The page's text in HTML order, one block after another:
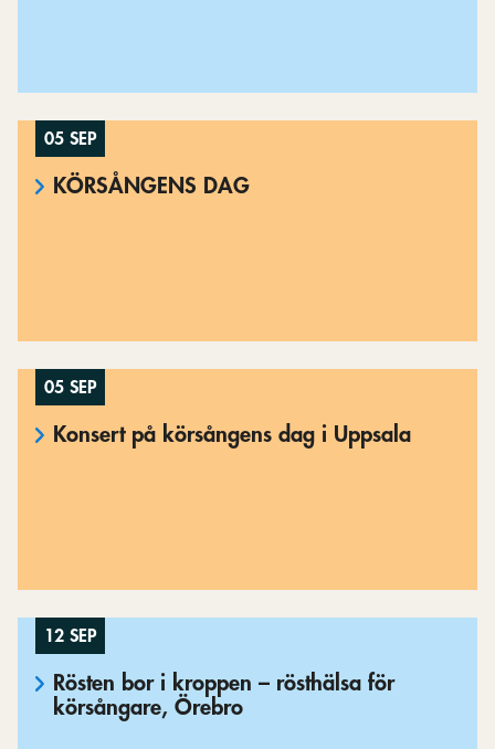
05 SEP
KÖRSÅNGENS DAG
05 SEP
Konsert på körsångens dag i Uppsala
12 SEP
Rösten bor i kroppen – rösthälsa för
körsångare, Örebro